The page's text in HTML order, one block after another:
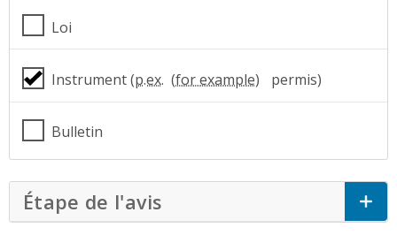
Loi
Instrument (p.ex. permis)
Bulletin
Étape de l'avis Click to Expand